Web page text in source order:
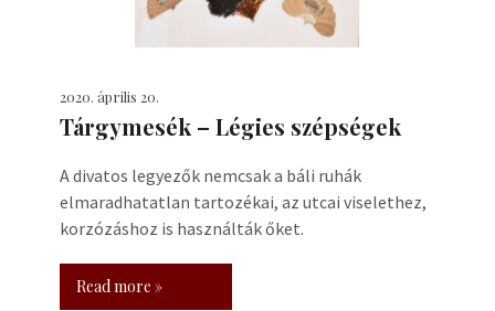
2020. április 20.
Tárgymesék – Légies szépségek
A divatos legyezők nemcsak a báli ruhák
elmaradhatatlan tartozékai, az utcai viselethez,
korzózáshoz is használták őket.
Read more »